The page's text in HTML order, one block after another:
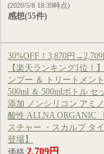
(2020/5/8 18:39時点)
感想(55件)
30%OFF！3,870円→2,709
【楽天ランキング1位！
ンプー ＆ トリートメント
500ml ＆ 500mlボトル セ
添加 ノンシリコン アミ
酸性 ALLNA ORGANIC
スチャー ・スカルプ タ
登場】
価格:2,709円